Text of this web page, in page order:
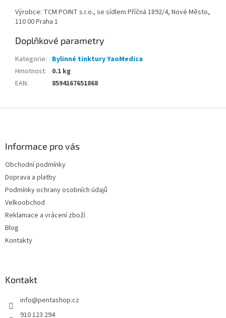
Výrobce: TCM POINT s.r.o., se sídlem Příčná 1892/4, Nové Město,
110 00 Praha 1
Doplňkové parametry
Kategorie: Bylinné tinktury YaoMedica
Hmotnost:
0.1 kg
EAN: 8594167651868
Informace pro vás
Obchodní podmínky
Doprava a platby
Podmínky ochrany osobních údajů
Velkoobchod
Reklamace a vrácení zboží
Blog
Kontakty
Kontakt
info@pentashop.cz
910 123 294